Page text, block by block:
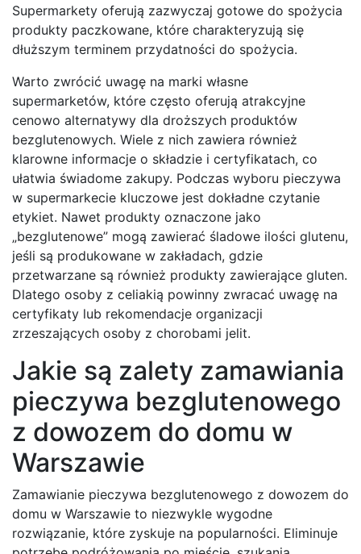
Supermarkety oferują zazwyczaj gotowe do spożycia
produkty paczkowane, które charakteryzują się
dłuższym terminem przydatności do spożycia.
Warto zwrócić uwagę na marki własne
supermarketów, które często oferują atrakcyjne
cenowo alternatywy dla droższych produktów
bezglutenowych. Wiele z nich zawiera również
klarowne informacje o składzie i certyfikatach, co
ułatwia świadome zakupy. Podczas wyboru pieczywa
w supermarkecie kluczowe jest dokładne czytanie
etykiet. Nawet produkty oznaczone jako
„bezglutenowe” mogą zawierać śladowe ilości glutenu,
jeśli są produkowane w zakładach, gdzie
przetwarzane są również produkty zawierające gluten.
Dlatego osoby z celiakią powinny zwracać uwagę na
certyfikaty lub rekomendacje organizacji
zrzeszających osoby z chorobami jelit.
Jakie są zalety zamawiania
pieczywa bezglutenowego
z dowozem do domu w
Warszawie
Zamawianie pieczywa bezglutenowego z dowozem do
domu w Warszawie to niezwykle wygodne
rozwiązanie, które zyskuje na popularności. Eliminuje